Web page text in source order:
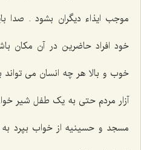
موجب ایذاء دیگران بشود . صدا
خود افراد حاضرین در آن مکان
خوب و بالا هر چه انسان می تواند
آزار مردم حتی به یک طفل شیر
مسجد و حسینیه از خواب بپرد به